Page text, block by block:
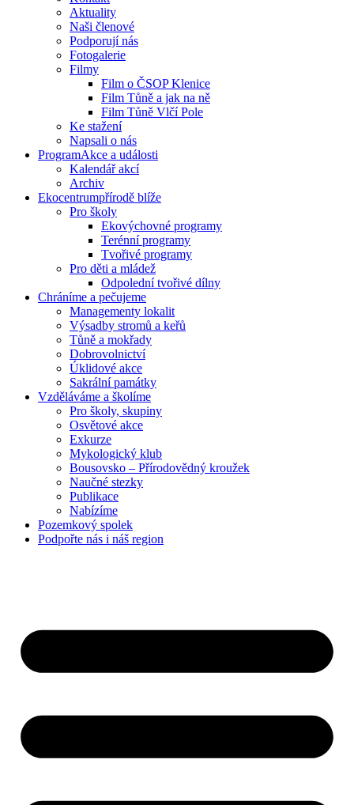
Aktuality
Naši členové
Podporují nás
Fotogalerie
Filmy
Film o ČSOP Klenice
Film Tůně a jak na ně
Film Tůně Vlčí Pole
Ke stažení
Napsali o nás
ProgramAkce a události
Kalendář akcí
Archiv
Ekocentrumpřírodě blíže
Pro školy
Ekovýchovné programy
Terénní programy
Tvořivé programy
Pro děti a mládež
Odpolední tvořivé dílny
Chráníme a pečujeme
Managementy lokalit
Výsadby stromů a keřů
Tůně a mokřady
Dobrovolnictví
Úklidové akce
Sakrální památky
Vzděláváme a školíme
Pro školy, skupiny
Osvětové akce
Exkurze
Mykologický klub
Bousovsko – Přírodovědný kroužek
Naučné stezky
Publikace
Nabízíme
Pozemkový spolek
Podpořte nás i náš region